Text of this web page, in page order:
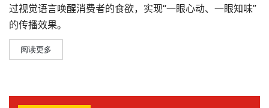
过视觉语言唤醒消费者的食欲，实现“一眼心动、一眼知味”
的传播效果。
阅读更多